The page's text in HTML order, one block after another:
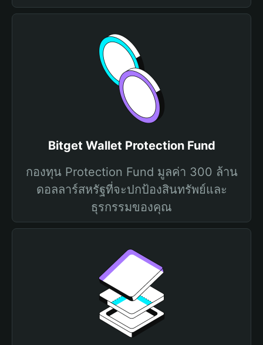
Bitget Wallet Protection Fund
กองทุน Protection Fund มูลค่า 300 ล้าน
ดอลลาร์สหรัฐที่จะปกป้องสินทรัพย์และ
ธุรกรรมของคุณ